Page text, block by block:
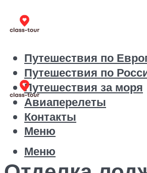
Путешествия по
Путешествия по
Путешествия за моря
Авиаперелеты
Контакты
Меню
Меню